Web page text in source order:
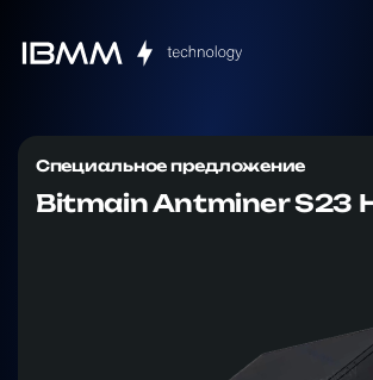
Специальное предложение
Bitmain Antminer S23